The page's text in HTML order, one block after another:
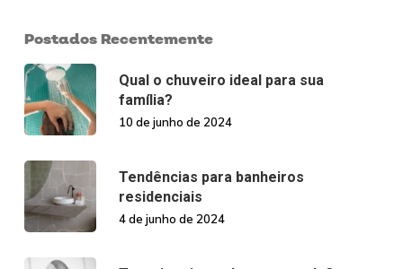
Postados Recentemente
Qual o chuveiro ideal para sua
família?
10 de junho de 2024
Tendências para banheiros
residenciais
4 de junho de 2024